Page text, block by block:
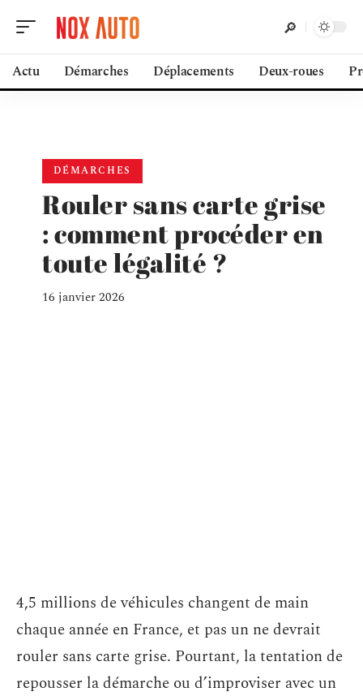
Actu Démarches Déplacements Deux-roues
DÉMARCHES
Rouler sans carte grise
: comment procéder en
toute légalité ?
16 janvier 2026
4,5 millions de véhicules changent de main
chaque année en France, et pas un ne devrait
rouler sans carte grise. Pourtant, la tentation de
repousser la démarche ou d’improviser avec un